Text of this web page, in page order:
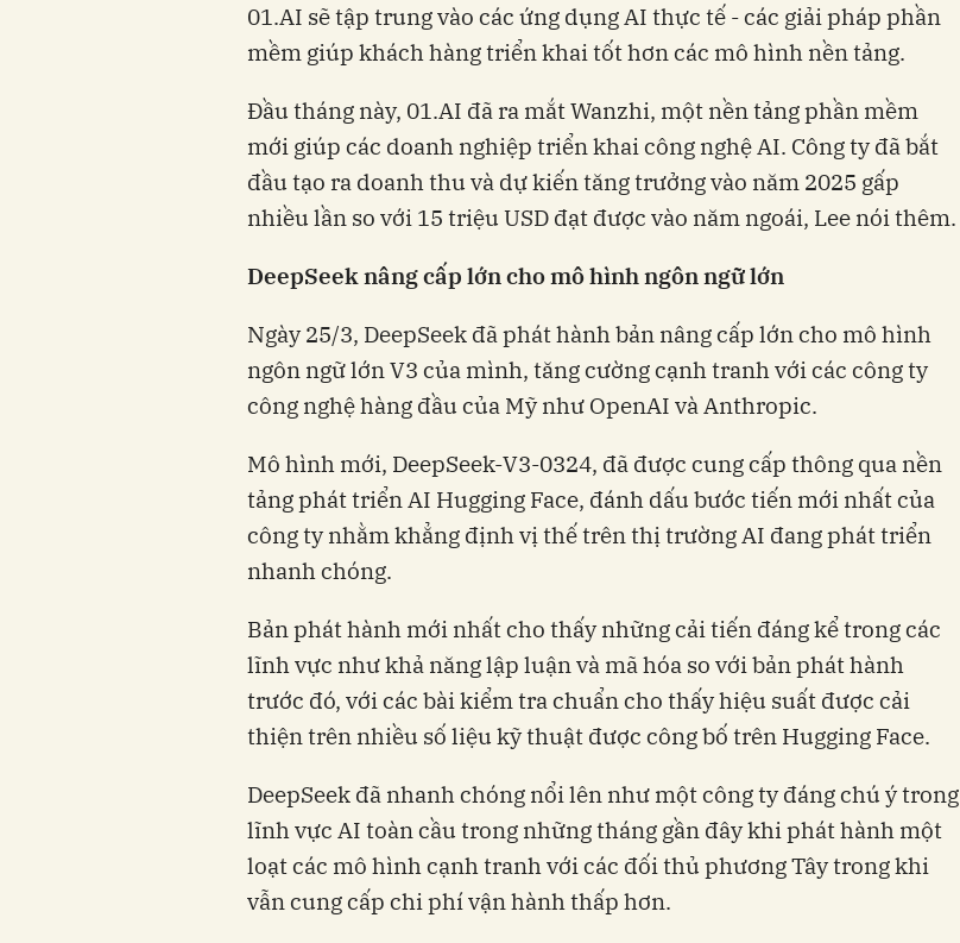
01.AI sẽ tập trung vào các ứng dụng AI thực tế - các giải pháp phần
mềm giúp khách hàng triển khai tốt hơn các mô hình nền tảng.
Đầu tháng này, 01.AI đã ra mắt Wanzhi, một nền tảng phần mềm
mới giúp các doanh nghiệp triển khai công nghệ AI. Công ty đã bắt
đầu tạo ra doanh thu và dự kiến ​​tăng trưởng vào năm 2025 gấp
nhiều lần so với 15 triệu USD đạt được vào năm ngoái, Lee nói thêm.
DeepSeek nâng cấp lớn cho mô hình ngôn ngữ lớn
Ngày 25/3, DeepSeek đã phát hành bản nâng cấp lớn cho mô hình
ngôn ngữ lớn V3 của mình, tăng cường cạnh tranh với các công ty
công nghệ hàng đầu của Mỹ như OpenAI và Anthropic.
Mô hình mới, DeepSeek-V3-0324, đã được cung cấp thông qua nền
tảng phát triển AI Hugging Face, đánh dấu bước tiến mới nhất của
công ty nhằm khẳng định vị thế trên thị trường AI đang phát triển
nhanh chóng.
Bản phát hành mới nhất cho thấy những cải tiến đáng kể trong các
lĩnh vực như khả năng lập luận và mã hóa so với bản phát hành
trước đó, với các bài kiểm tra chuẩn cho thấy hiệu suất được cải
thiện trên nhiều số liệu kỹ thuật được công bố trên Hugging Face.
DeepSeek đã nhanh chóng nổi lên như một công ty đáng chú ý trong
lĩnh vực AI toàn cầu trong những tháng gần đây khi phát hành một
loạt các mô hình cạnh tranh với các đối thủ phương Tây trong khi
vẫn cung cấp chi phí vận hành thấp hơn.